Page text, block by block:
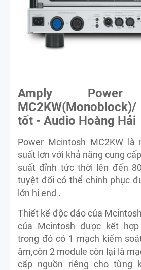
Amply Power
tốt - Audio Hoàng Hải
Power Mcintosh MC2KW là
suất lơn với khả năng cung
suất đỉnh tức thời lên đến
tuyệt đối có thể chinh phục
lớn hi end .
Thiết kế độc đáo của
của Mcintosh được kết
trong đó có 1 mạch kiểm
âm,còn 2 module còn lại là
cấp nguồn riêng cho từng